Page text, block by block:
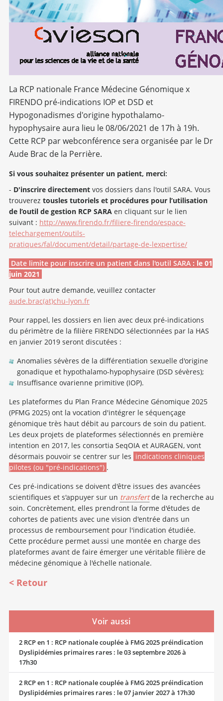
La RCP nationale France Médecine Génomique x
FIRENDO pré-indications IOP et DSD et
Hypogonadismes d'origine hypothalamo-
hypophysaire aura lieu le 08/06/2021 de 17h à 19h.
Cette RCP par webconférence sera organisée par le Dr
Aude Brac de la Perrière.
Si vous souhaitez présenter un patient, merci:
- D'inscrire directementvos dossiers dans l'outil SARA. Vous
trouverez tousles tutoriels et procédures pour l’utilisation
de l’outil de gestion RCP SARAen cliquant sur le lien
suivant : http://www.firendo.fr/filiere-firendo/espace-
telechargement/outils-
pratiques/fal/document/detail/partage-de-lexpertise/
Date limite pour inscrire un patient dans l'outil SARA : le 01
juin 2021
Pour tout autre demande, veuillez contacter
aude.brac(at)chu-lyon.fr
Pour rappel, les dossiers en lien avec deux pré-indications
du périmètre de la filière FIRENDO sélectionnées par la HAS
en janvier 2019 seront discutées :
Anomalies sévères de la différentiation sexuelle d'origine
gonadique et hypothalamo-hypophysaire (DSD sévères);
Insuffisance ovarienne primitive (IOP).
Les plateformes du Plan France Médecine Génomique 2025
(PFMG 2025) ont la vocation d'intégrer le séquençage
génomique très haut débit au parcours de soin du patient.
Les deux projets de plateformes sélectionnés en première
intention en 2017, les consortia SeqOIA et AURAGEN, vont
désormais pouvoir se centrer sur les indications cliniques
pilotes (ou "pré-indications") .
Ces pré-indications se doivent d'être issues des avancées
scientifiques et s'appuyer sur un transfertde la recherche au
soin. Concrètement, elles prendront la forme d'études de
cohortes de patients avec une vision d'entrée dans un
processus de remboursement pour l'indication étudiée.
Cette procédure permet aussi une montée en charge des
plateformes avant de faire émerger une véritable filière de
médecine génomique à l'échelle nationale.
Retour
Voir aussi
2 RCP en 1 : RCP nationale couplée à FMG 2025 préindication
Dyslipidémies primaires rares : le 03 septembre 2026 à
17h30
2 RCP en 1 : RCP nationale couplée à FMG 2025 préindication
Dyslipidémies primaires rares : le 07 janvier 2027 à 17h30